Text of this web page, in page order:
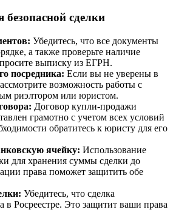
сделки
Убедитесь, что все документы
а также проверьте наличие
выписку из ЕГРН.
посредника: Если вы не уверены в
возможность работы с
риэлтором или юристом.
Договор купли-продажи
грамотно с учетом всех условий
обратитесь к юристу для его
ячейку: Использование
для хранения суммы сделки до
права поможет защитить обе
Убедитесь, что сделка
в Росреестре. Это защитит ваши права